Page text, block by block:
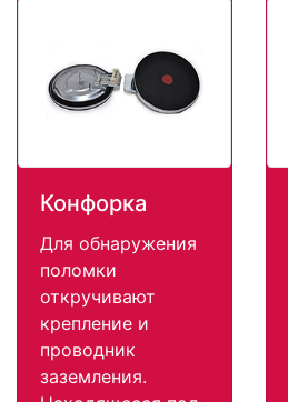
Конфорка
Для обнаружения
поломки
откручивают
крепление и
проводник
заземления.